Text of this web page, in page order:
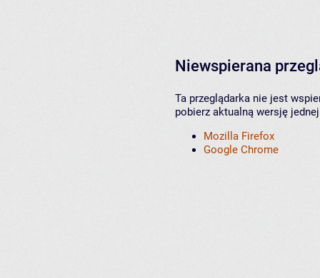
Niewspierana
Ta przeglądarka nie jest
pobierz aktualną wersję
Mozilla Firefox
Google Chrome